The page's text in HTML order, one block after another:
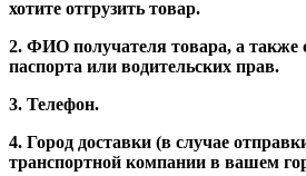
хотите отгрузить товар.
2. ФИО получателя товара, а также
паспорта или водительских прав.
3. Телефон.
4. Город доставки (в случае
транспортной компании в вашем